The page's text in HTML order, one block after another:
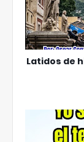
Latidos de